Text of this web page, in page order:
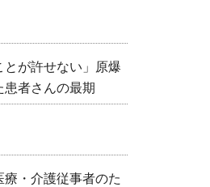
とが許せない」原爆
患者さんの最期
・介護従事者のた